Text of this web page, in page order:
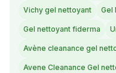
Vichy gel nettoyant Gel
Gel nettoyant fiderma
Avène cleanance gel
Avene Cleanance Gel